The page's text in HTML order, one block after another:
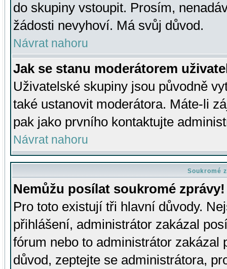
do skupiny vstoupit. Prosím,
žádosti nevyhoví. Má svůj důvod.
Návrat nahoru
Jak se stanu moderátorem
Uživatelské skupiny jsou původně
také ustanovit moderátora. Máte-li
pak jako prvního kontaktujte
Návrat nahoru
Soukromé
Nemůžu posílat soukromé zprávy!
Pro toto existují tři hlavní důvody.
přihlášení, administrátor zakázal
fórum nebo to administrátor zakázal
důvod, zeptejte se administrátora,